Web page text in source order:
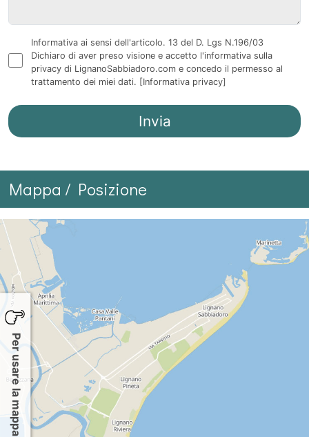
Informativa ai sensi dell'articolo. 13 del D. Lgs N.196/03
Dichiaro di aver preso visione e accetto l'informativa sulla
privacy di LignanoSabbiadoro.com e concedo il permesso al
trattamento dei miei dati. [Informativa privacy]
Mappa / Posizione
Per usare la mappa